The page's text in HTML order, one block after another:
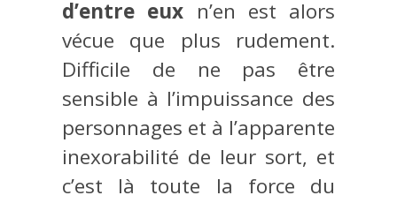
d’entre eux n’en est alors
vécue que plus rudement.
Difficile de ne pas être
sensible à l’impuissance des
personnages et à l’apparente
inexorabilité de leur sort, et
c’est là toute la force du